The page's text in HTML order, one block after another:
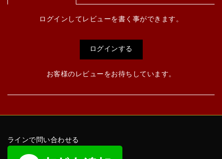
ログインしてレビューを書く事ができます。
ログインする
お客様のレビューをお待ちしています。
ラインで問い合わせる